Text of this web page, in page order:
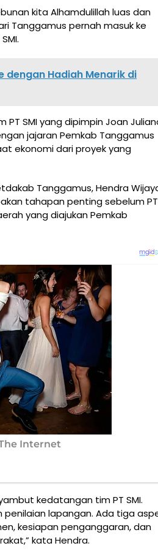
kita Alhamdulillah luas dan
Tanggamus pernah masuk ke
dengan Hadiah Menarik di
SMI yang dipimpin Joan
jajaran Pemkab Tanggamus
ekonomi dari proyek yang
Tanggamus, Hendra
tahapan penting sebelum PT
yang diajukan Pemkab
kedatangan tim PT SMI.
penilaian lapangan. Ada tiga
kesiapan penganggaran, dan
kata Hendra.